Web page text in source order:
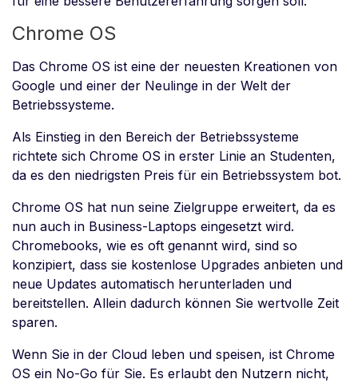
Chrome OS
Das Chrome OS ist eine der neuesten Kreationen von
Google und einer der Neulinge in der Welt der
Betriebssysteme.
Als Einstieg in den Bereich der Betriebssysteme
richtete sich Chrome OS in erster Linie an Studenten,
da es den niedrigsten Preis für ein Betriebssystem bot.
Chrome OS hat nun seine Zielgruppe erweitert, da es
nun auch in Business-Laptops eingesetzt wird.
Chromebooks, wie es oft genannt wird, sind so
konzipiert, dass sie kostenlose Upgrades anbieten und
neue Updates automatisch herunterladen und
bereitstellen. Allein dadurch können Sie wertvolle Zeit
sparen.
Wenn Sie in der Cloud leben und speisen, ist Chrome
OS ein No-Go für Sie. Es erlaubt den Nutzern nicht,